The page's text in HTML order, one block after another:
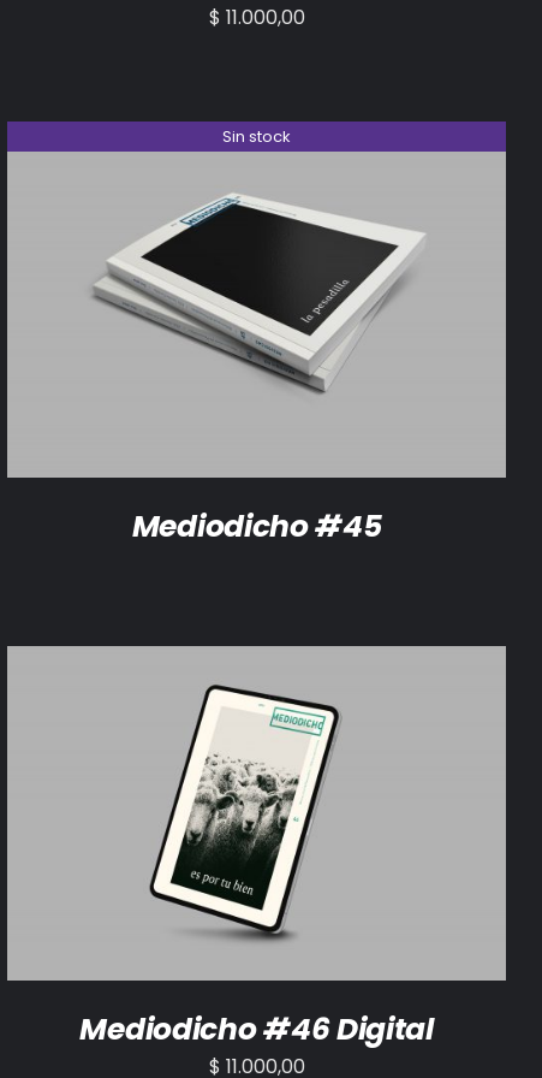
$ 11.000,00
Sin stock
DETALLES
Mediodicho #45
AÑADIR AL CARRITO /
Mediodicho #46 Digital
$ 11.000,00